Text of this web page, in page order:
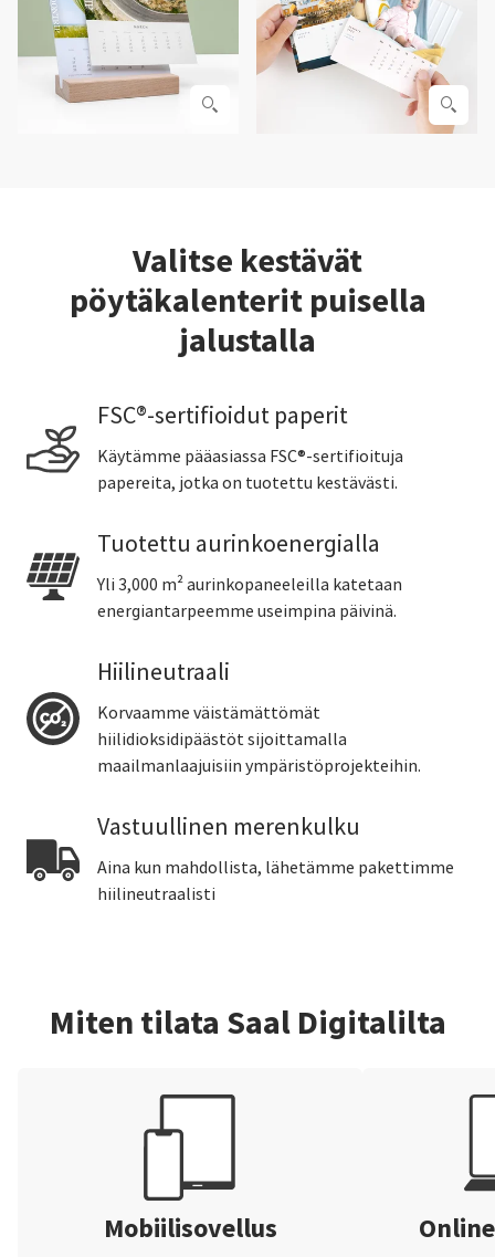
Valitse kestävät
pöytäkalenterit puisella
jalustalla
FSC®-sertifioidut paperit
Käytämme pääasiassa FSC®-sertifioituja
papereita, jotka on tuotettu kestävästi.
Tuotettu aurinkoenergialla
Yli 3,000 m² aurinkopaneeleilla katetaan
energiantarpeemme useimpina päivinä.
Hiilineutraali
Korvaamme väistämättömät
hiilidioksidipäästöt sijoittamalla
maailmanlaajuisiin ympäristöprojekteihin.
Vastuullinen merenkulku
Aina kun mahdollista, lähetämme pakettimme
hiilineutraalisti
Miten tilata Saal Digitalilta
Mobiilisovellus